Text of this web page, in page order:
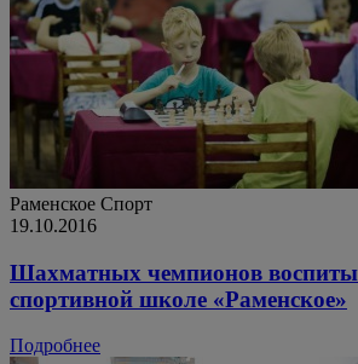
Раменское Спорт
19.10.2016
Шахматных чемпионов
спортивной школе «Раменское»
Подробнее